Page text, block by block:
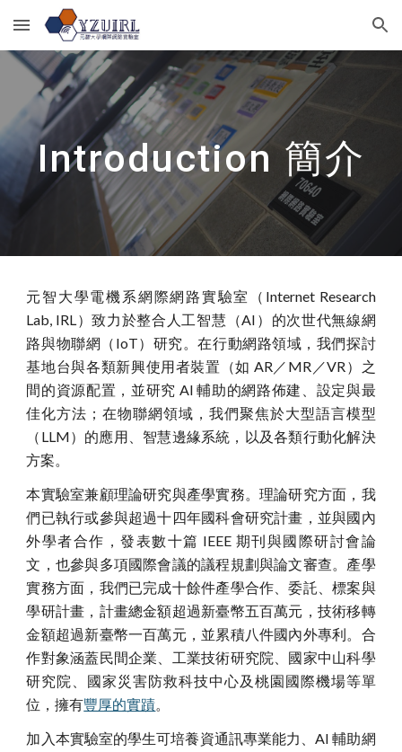
Skip to main content Skip to navigation
Introduction 簡介
元智大學電機系網際網路實驗室（Internet Research
Lab, IRL）致力於整合人工智慧（AI）的次世代無線網
路與物聯網（IoT）研究。在行動網路領域，我們探討
基地台與各類新興使用者裝置（如 AR／MR／VR）之
間的資源配置，並研究 AI 輔助的網路佈建、設定與最
佳化方法；在物聯網領域，我們聚焦於大型語言模型
（LLM）的應用、智慧邊緣系統，以及各類行動化解決
方案。
本實驗室兼顧理論研究與產學實務。理論研究方面，我
們已執行或參與超過十四年國科會研究計畫，並與國內
外學者合作，發表數十篇 IEEE 期刊與國際研討會論
文，也參與多項國際會議的議程規劃與論文審查。產學
實務方面，我們已完成十餘件產學合作、委託、標案與
學研計畫，計畫總金額超過新臺幣五百萬元，技術移轉
金額超過新臺幣一百萬元，並累積八件國內外專利。合
作對象涵蓋民間企業、工業技術研究院、國家中山科學
研究院、國家災害防救科技中心及桃園國際機場等單
位，擁有豐厚的實蹟。
加入本實驗室的學生可培養資通訊專業能力、AI 輔助網